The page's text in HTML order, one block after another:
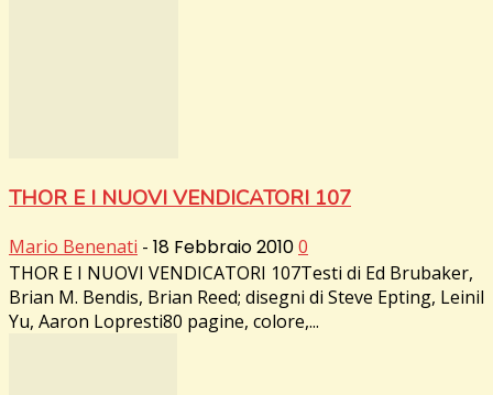
THOR E I NUOVI VENDICATORI 107
Mario Benenati - 18 Febbraio 20100
THOR E I NUOVI VENDICATORI 107Testi di Ed Brubaker,
Brian M. Bendis, Brian Reed; disegni di Steve Epting, Leinil
Yu, Aaron Lopresti80 pagine, colore,...